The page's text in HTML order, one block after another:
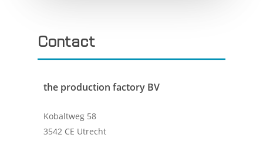
Contact
the production factory BV
Kobaltweg 58
3542 CE Utrecht